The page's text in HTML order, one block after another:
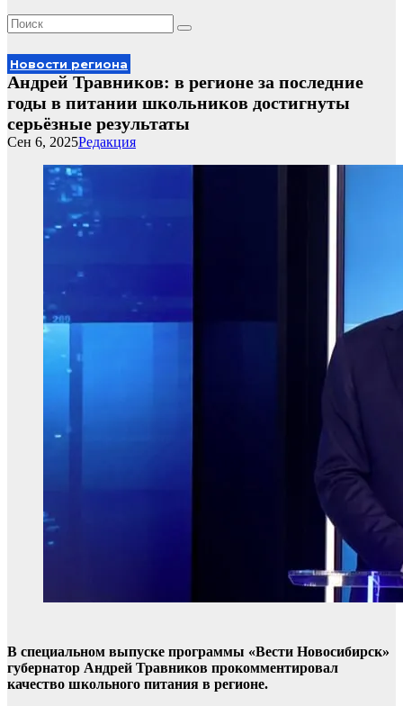
Новости региона
Андрей Травников: в регионе за последние
годы в питании школьников достигнуты
серьёзные результаты
Редакция
Сен 6, 2025
В специальном выпуске программы «Вести Новосибирск»
губернатор Андрей Травников прокомментировал
качество школьного питания в регионе.